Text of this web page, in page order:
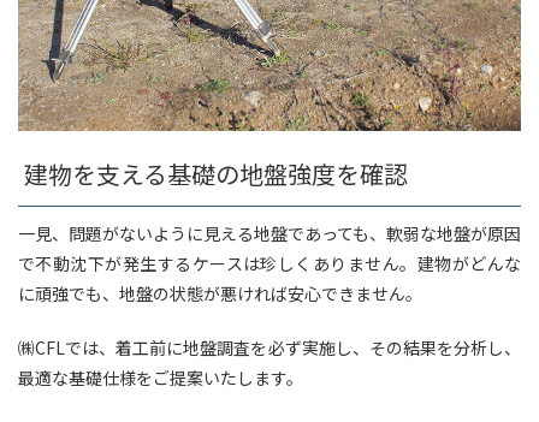
建物を支える基礎の地盤強度を確認
一見、問題がないように見える地盤であっても、軟弱な地盤が原因
で不動沈下が発生するケースは珍しくありません。建物がどんな
に頑強でも、地盤の状態が悪ければ安心できません。
㈱CFLでは、着工前に地盤調査を必ず実施し、その結果を分析し、
最適な基礎仕様をご提案いたします。